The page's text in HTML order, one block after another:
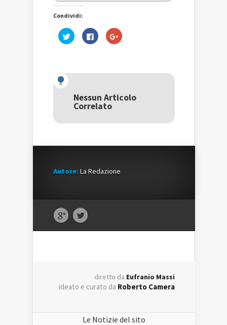
Condividi:
Fai
clic
una
nuova
finestra)
Fai
clic
nuova
finestra)
Fai
clic
una
nuova
Nessun Articolo
Correlato
Autore:La Redazione
diretto da Eufranio Massi
ideato e curato da Roberto Camera
Le Notizie del sito